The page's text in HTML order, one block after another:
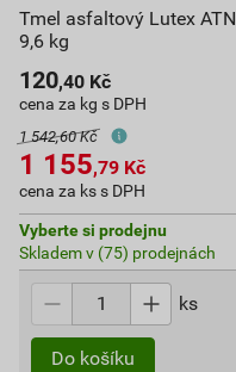
Tmel asfaltový Lutex ATN
9,6 kg
120,40 Kč
cena za kg s DPH
1 542,60 Kč
1 155,79 Kč
cena za ks s DPH
Vyberte si prodejnu
Skladem v (75) prodejnách
ks
Do košíku